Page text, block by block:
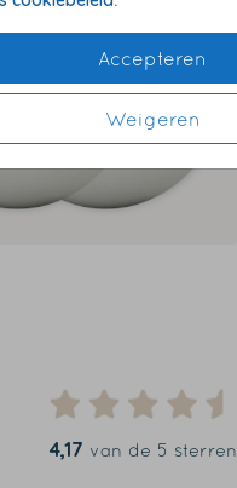
Accepteren
Weigeren
4,17 van de 5 sterren